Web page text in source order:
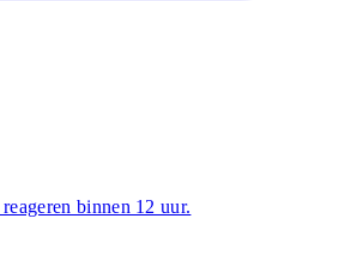
binnen 12 uur.